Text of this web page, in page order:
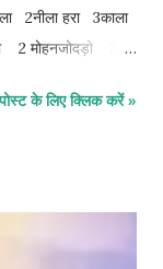
2नीला हरा 3काला
2 मोहनजोदड़ो 3
की रेखा शैली
फिल्म थी ...
के लिए क्लिक करें »